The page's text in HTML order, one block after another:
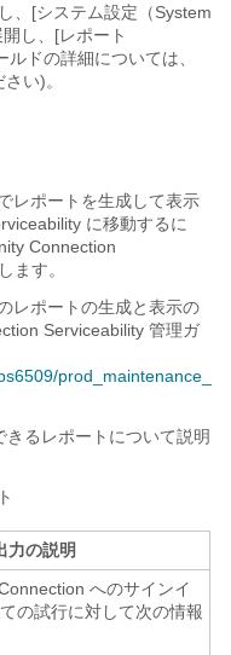
、[システム設定（System
し、[レポート
ドの詳細については、
い)。
レポートを生成して表示
に移動するに
Connection
ます。
レポートの生成と表示の
Serviceability 管理ガ
prod_maintenance_
るレポートについて説明
力の説明
へのサインイ
の試行に対して次の情報